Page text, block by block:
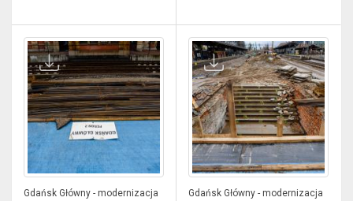
Gdańsk Główny - modernizacja
Gdańsk Główny - modernizacja